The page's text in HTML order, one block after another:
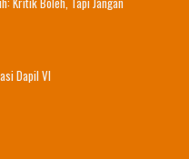
Dapil VI